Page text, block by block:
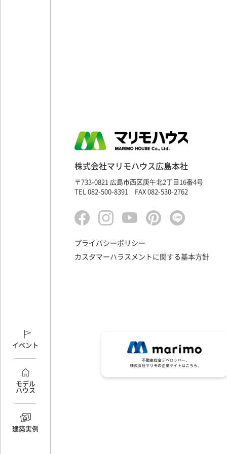
イベント
モデル
ハウス
建築実例
株式会社マリモハウス広島本社
〒733-0821 広島市西区庚午北2丁目16番4号
TEL 082-500-8391 FAX 082-530-2762
プライバシーポリシー
カスタマーハラスメントに関する基本方針